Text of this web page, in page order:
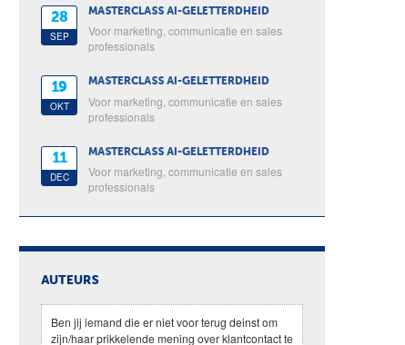
28
SEP
MASTERCLASS AI-GELETTERDHEID
Voor marketing, communicatie en sales
professionals
19
OKT
MASTERCLASS AI-GELETTERDHEID
Voor marketing, communicatie en sales
professionals
11
DEC
MASTERCLASS AI-GELETTERDHEID
Voor marketing, communicatie en sales
professionals
AUTEURS
Ben jij iemand die er niet voor terug deinst om
zijn/haar prikkelende mening over klantcontact te